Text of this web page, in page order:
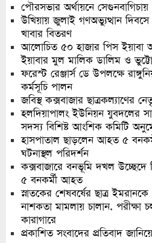
পৌরসভার অর্থায়নে সেগুনবাগিচায়
উখিয়ায় জুলাই গণঅভ্যুত্থান
খাবার বিতরণ
আলোচিত ৫০ হাজার পিস ইয়াবা
ইয়াবার মুল মালিক ডালিম ও
ফরেস্ট রেঞ্জার্স ডে উপলক্ষে
কর্মসূচি পালন
জবিস্থ কক্সবাজার ছাত্রকল্যাণের
হলদিয়াপালং ইউনিয়ন যুবদলের
সদস্য বিশিষ্ট আংশিক কমিটি
হাসপাতাল ছাড়লেন আহত ৫
ঘটনাস্থল পরিদর্শন
কক্সবাজারে বনভূমি দখল উচ্ছেদে
৫ বনকর্মী আহত
স্নাতকের শেষবর্ষের ছাত্র ইমরানকে
নাশকতা মামলায় চালান, পরীক্ষা
কারাগারে
প্রকাশিত সংবাদের প্রতিবাদ